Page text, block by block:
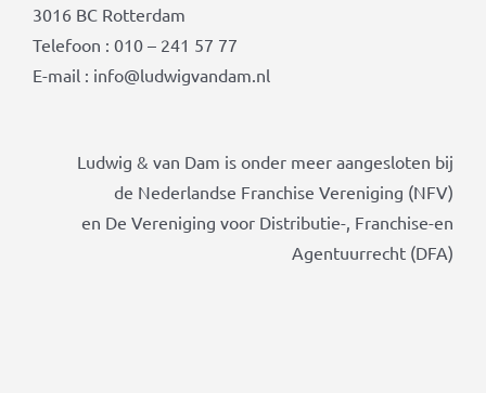
3016 BC Rotterdam
Telefoon : 010 – 241 57 77
E-mail : info@ludwigvandam.nl
Ludwig & van Dam is onder meer aangesloten bij
de Nederlandse Franchise Vereniging (NFV)
en De Vereniging voor Distributie-, Franchise-en
Agentuurrecht (DFA)